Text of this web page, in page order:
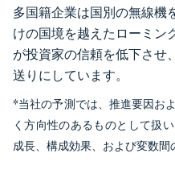
多国籍企業は国別の無線機
けの国境を越えたローミン
が投資家の信頼を低下させ
送りにしています。
*当社の予測では、推進要因お
く方向性のあるものとして扱
成長、構成効果、および変数間